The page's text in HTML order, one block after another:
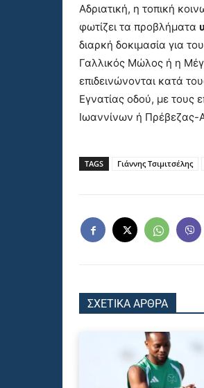
Αδριατική, η τοπική
φωτίζει τα προβλήματα
διαρκή δοκιμασία για
Γαλλικός Μώλος ή η
επιδεινώνονται κατά
Εγνατίας οδού, με τους
Ιωαννίνων ή Πρέβεζας-
TAGS Γιάννης Τσιμιτσέλης
ΣΧΕΤΙΚΑ ΑΡΘΡΑ